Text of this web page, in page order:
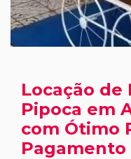
Locação de
Pipoca em
com Ótimo